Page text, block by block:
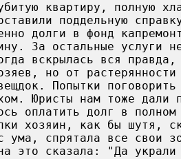
квартиру, полную
поддельную
долги в фонд
За остальные услуги
вскрылась вся правда,
но от
Попытки
Юристы нам тоже дали
оплатить долг в полном
хозяин, как бы шутя,
ума, спрятала все свои
это сказала: "Да